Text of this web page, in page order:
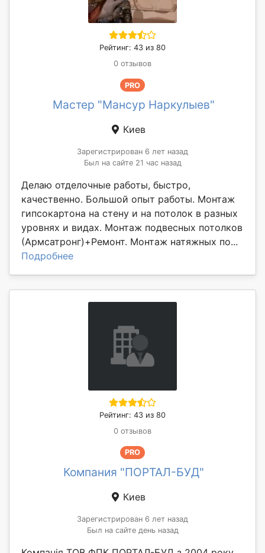
Рейтинг: 43 из 80
0 отзывов
PRO
Мастер "Мансур Наркулыев"
Киев
Зарегистрирован 6 лет назад
Был на сайте 21 час назад
Делаю отделочные работы, быстро,
качественно. Большой опыт работы. Монтаж
гипсокартона на стену и на потолок в разных
уровнях и видах. Монтаж подвесных потолков
(Армсатронг)+Ремонт. Монтаж натяжных по...
Подробнее
Рейтинг: 43 из 80
0 отзывов
PRO
Компания "ПОРТАЛ-БУД"
Киев
Зарегистрирован 6 лет назад
Был на сайте день назад